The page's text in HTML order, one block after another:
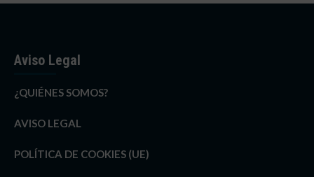
Aviso Legal
¿QUIÉNES SOMOS?
AVISO LEGAL
POLÍTICA DE COOKIES (UE)